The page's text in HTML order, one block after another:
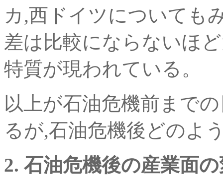
カ,西ドイツについても
差は比較にならないほ
特質が現われている。
以上が石油危機前まで
るが,石油危機後どのよ
2. 石油危機後の産業面